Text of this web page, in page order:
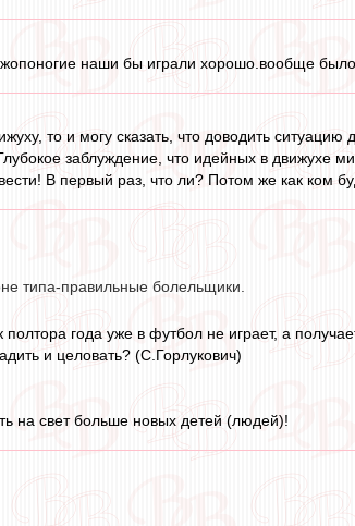
наши бы играли хорошо.вообще
то и могу сказать, что доводить
заблуждение, что идейных в движухе
В первый раз, что ли? Потом же как ком
типа-правильные болельщики.
года уже в футбол не играет, а
и целовать? (С.Горлукович)
на свет больше новых детей (людей)!